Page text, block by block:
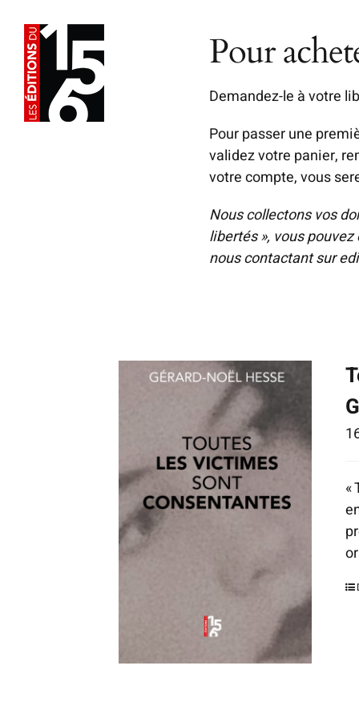
contenu
Pour
Demandez-le à votre
Pour passer une
validez votre panier,
votre compte, vous
Nous collectons vos
libertés », vous
nous contactant sur
«